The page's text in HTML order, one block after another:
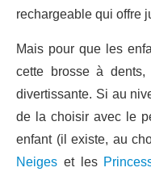
rechargeable qui offre
Mais pour que les
cette brosse à
divertissante. Si au
de la choisir avec le
enfant (il existe, au
Neiges et les